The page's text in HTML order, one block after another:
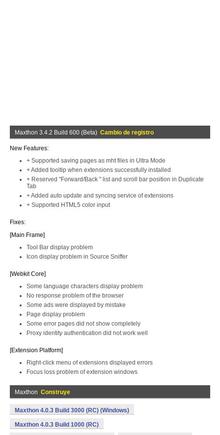
Maxthon 3.4.2 Build 600 (Beta) Cambio de registro
New Features:
+ Supported saving pages as mht files in Ultra Mode
+ Added tooltip when extensions successfully installed
+ Reserved "Forward/Back " list and scroll bar position in Duplicate
Tab
+ Added auto update and syncing service of extensions
+ Supported HTML5 color input
Fixes:
[Main Frame]
Tool Bar display problem
Icon display problem in Source Sniffer
[Webkit Core]
Some language characters display problem
No response problem of the browser
Some ads were displayed by mistake
Page display problem
Some error pages did not show completely
Proxy identity authentication did not work well
[Extension Platform]
Right-click menu of extensions displayed errors
Focus loss problem of extension windows
Maxthon Construye
Maxthon 4.0.3 Build 3000 (RC) (Windows)
Maxthon 4.0.3 Build 1000 (RC)